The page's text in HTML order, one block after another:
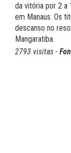
da vitória por 2 a
em Manaus. Os
descanso no
Mangaratiba.
2793 visitas -